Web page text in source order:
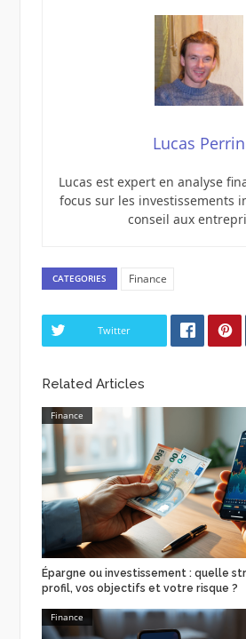
Lucas Perrin
Lucas est expert en analyse
focus sur les investissements
conseil aux
CATEGORIES Finance
Twitter
Related Articles
Finance
Épargne ou investissement : quelle
profil, vos objectifs et votre risque ?
Finance